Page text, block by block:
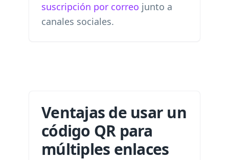
suscripción por correo junto a
canales sociales.
Ventajas de usar un
código QR para
múltiples enlaces